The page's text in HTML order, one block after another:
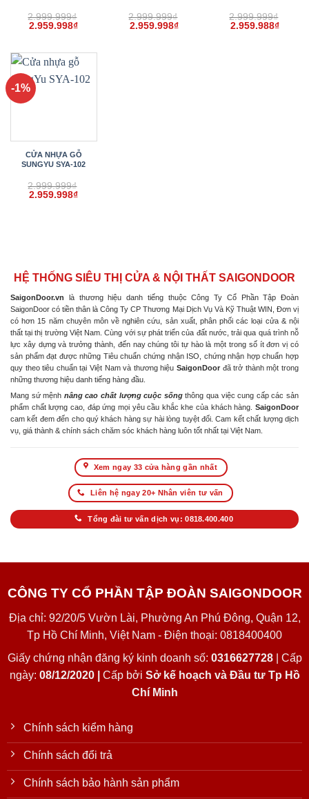
2.999.999₫
Giá
2.999.999₫.
2.959.998₫Giá
là:
2.959.998₫.
2.999.999₫
Giá
2.959.998₫Giá
2.999.999₫
Giá
2.959.988₫Giá
-1%
CỬA NHỰA GỖ
SUNGYU SYA-102
2.999.999₫
Giá
2.959.998₫Giá
HỆ THỐNG SIÊU THỊ CỬA & NỘI THẤT SAIGONDOOR
SaigonDoor.vn là thương hiệu danh tiếng thuộc Công Ty Cổ Phần Tập Đoàn
SaigonDoor có tiền thân là Công Ty CP Thương Mại Dịch Vụ Và Kỹ Thuật WIN, Đơn vị
có hơn 15 năm chuyên môn về nghiên cứu, sản xuất, phân phối các loại cửa & nội
thất tại thị trường Việt Nam. Cùng với sự phát triển của đất nước, trải qua quá trình nỗ
lực xây dựng và trưởng thành, đến nay chúng tôi tự hào là một trong số ít đơn vị có
sản phẩm đạt được những Tiêu chuẩn chứng nhận ISO, chứng nhận hợp chuẩn hợp
quy theo tiêu chuẩn tại Việt Nam và thương hiệu SaigonDoor đã trở thành một trong
những thương hiệu danh tiếng hàng đầu.
Mang sứ mệnh nâng cao chất lượng cuộc sốngthông qua việc cung cấp các sản
phẩm chất lượng cao, đáp ứng mọi yêu cầu khắc khe của khách hàng. SaigonDoor
cam kết đem đến cho quý khách hàng sự hài lòng tuyệt đối. Cam kết chất lượng dịch
vụ, giá thành & chính sách chăm sóc khách hàng luôn tốt nhất tại Việt Nam.
Xem ngay 33 cửa hàng gần nhất
Liên hệ ngay 20+ Nhân viên tư vấn
Tổng đài tư vấn dịch vụ: 0818.400.400
CÔNG TY CỔ PHẦN TẬP ĐOÀN SAIGONDOOR
Địa chỉ: 92/20/5 Vườn Lài, Phường An Phú Đông, Quận 12,
Tp Hồ Chí Minh, Việt Nam - Điện thoại: 0818400400
Giấy chứng nhận đăng ký kinh doanh số: 0316627728| Cấp
ngày: 08/12/2020 | Cấp bởi Sở kế hoạch và Đầu tư Tp Hồ
Chí Minh
Chính sách kiểm hàng
Chính sách đổi trả
Chính sách bảo hành sản phẩm